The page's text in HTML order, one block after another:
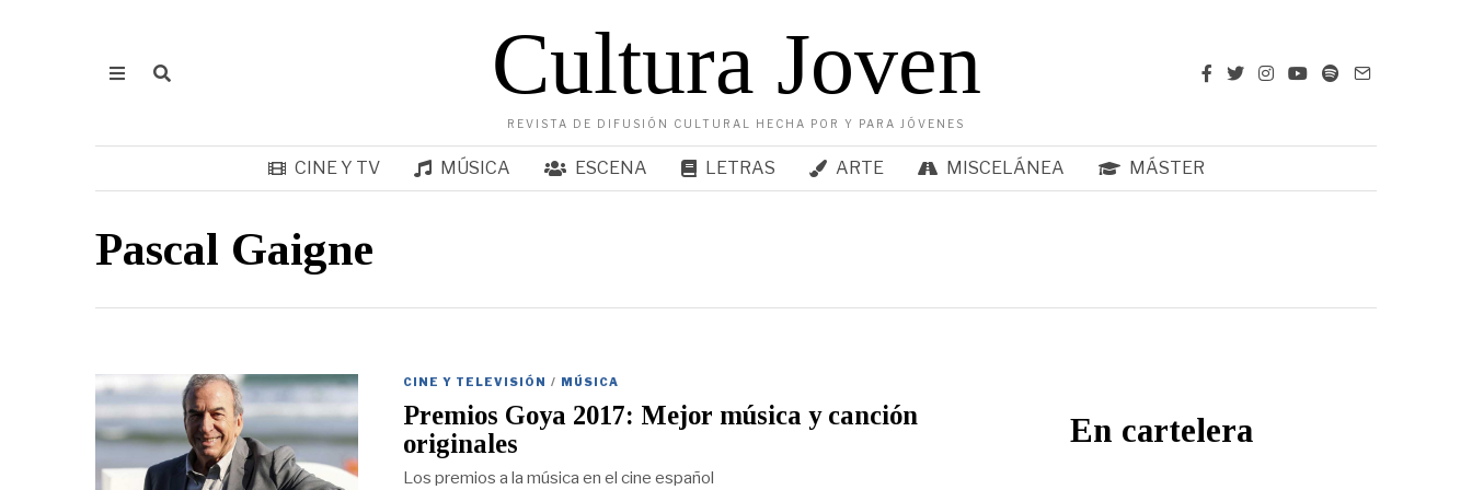
Cultura Joven
REVISTA DE DIFUSIÓN CULTURAL HECHA POR Y PARA JÓVENES
CINE Y TV MÚSICA ESCENA LETRAS ARTE MISCELÁNEA MÁSTER
Pascal Gaigne
CINE Y TELEVISIÓN / MÚSICA
Premios Goya 2017: Mejor música y canción
originales
Los premios a la música en el cine español
En cartelera